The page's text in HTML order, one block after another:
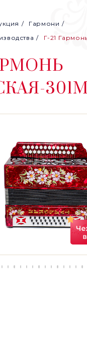
Гармони
Г-21